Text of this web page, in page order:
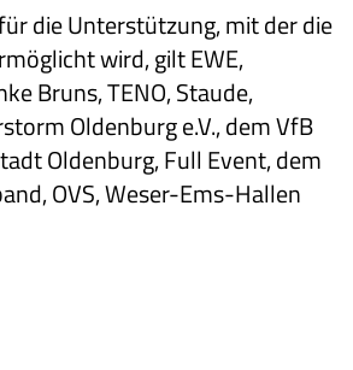
die Unterstützung, mit der die
wird, gilt EWE,
Bruns, TENO, Staude,
Oldenburg e.V., dem VfB
Oldenburg, Full Event, dem
OVS, Weser-Ems-Hallen